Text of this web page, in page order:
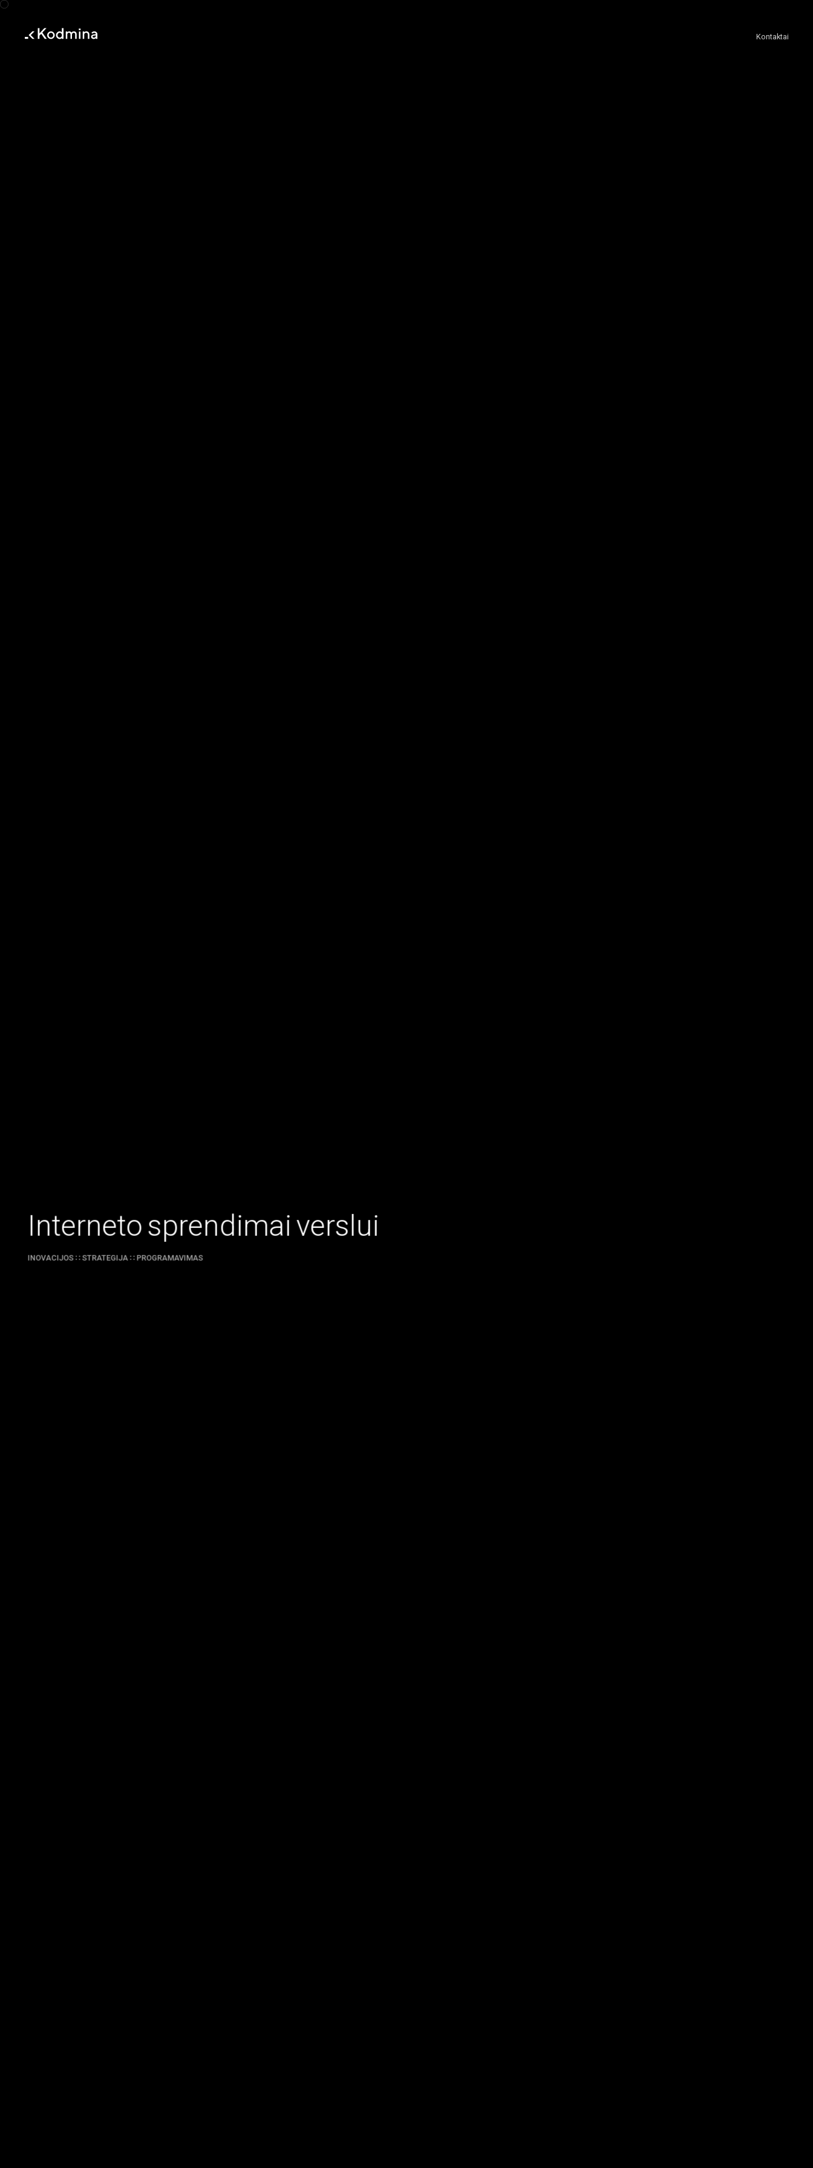
Kontaktai
Inter neto sprendimai verslui